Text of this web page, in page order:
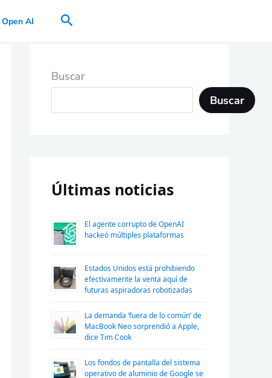
Open AI Buscar
Buscar
Buscar
Últimas noticias
El agente corrupto de OpenAI
hackeó múltiples plataformas
Estados Unidos está prohibiendo
efectivamente la venta aquí de
futuras aspiradoras robotizadas
La demanda ‘fuera de lo común’ de
MacBook Neo sorprendió a Apple,
dice Tim Cook
Los fondos de pantalla del sistema
operativo de aluminio de Google se